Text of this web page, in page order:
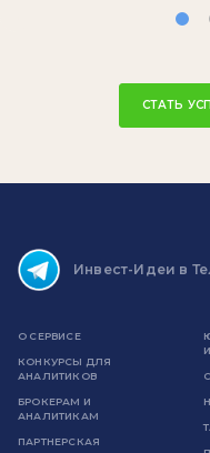
СТАТЬ
Инвест-Идеи в
О СЕРВИСЕ
КОНКУРСЫ ДЛЯ
АНАЛИТИКОВ
БРОКЕРАМ И
АНАЛИТИКАМ
ПАРТНЕРСКАЯ